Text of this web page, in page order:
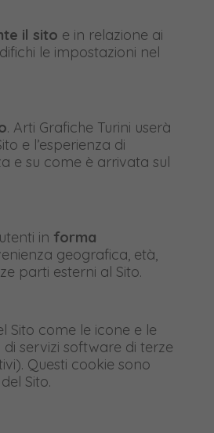
il sito e in relazione ai
le impostazioni nel
. Arti Grafiche Turini userà
e l’esperienza di
e su come è arrivata sul
in forma
geografica, età,
parti esterni al Sito.
Sito come le icone e le
servizi software di terze
Questi cookie sono
Sito.